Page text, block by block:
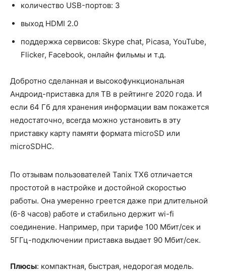
количество USB-портов: 3
выход HDMI 2.0
поддержка сервисов: Skype chat, Picasa, YouTube,
Flicker, Facebook, онлайн фильмы и т.д.
Добротно сделанная и высокофункциональная
Андроид-приставка для ТВ в рейтинге 2020 года. И
если 64 Гб для хранения информации вам покажется
недостаточно, всегда можно установить в эту
приставку карту памяти формата microSD или
microSDHC.
По отзывам пользователей Tanix TX6 отличается
простотой в настройке и достойной скоростью
работы. Она умеренно греется даже при длительной
(6-8 часов) работе и стабильно держит wi-fi
соединение. Например, при тарифе 100 Мбит/сек и
5ГГц-подключении приставка выдает 90 Мбит/сек.
Плюсы: компактная, быстрая, недорогая модель.